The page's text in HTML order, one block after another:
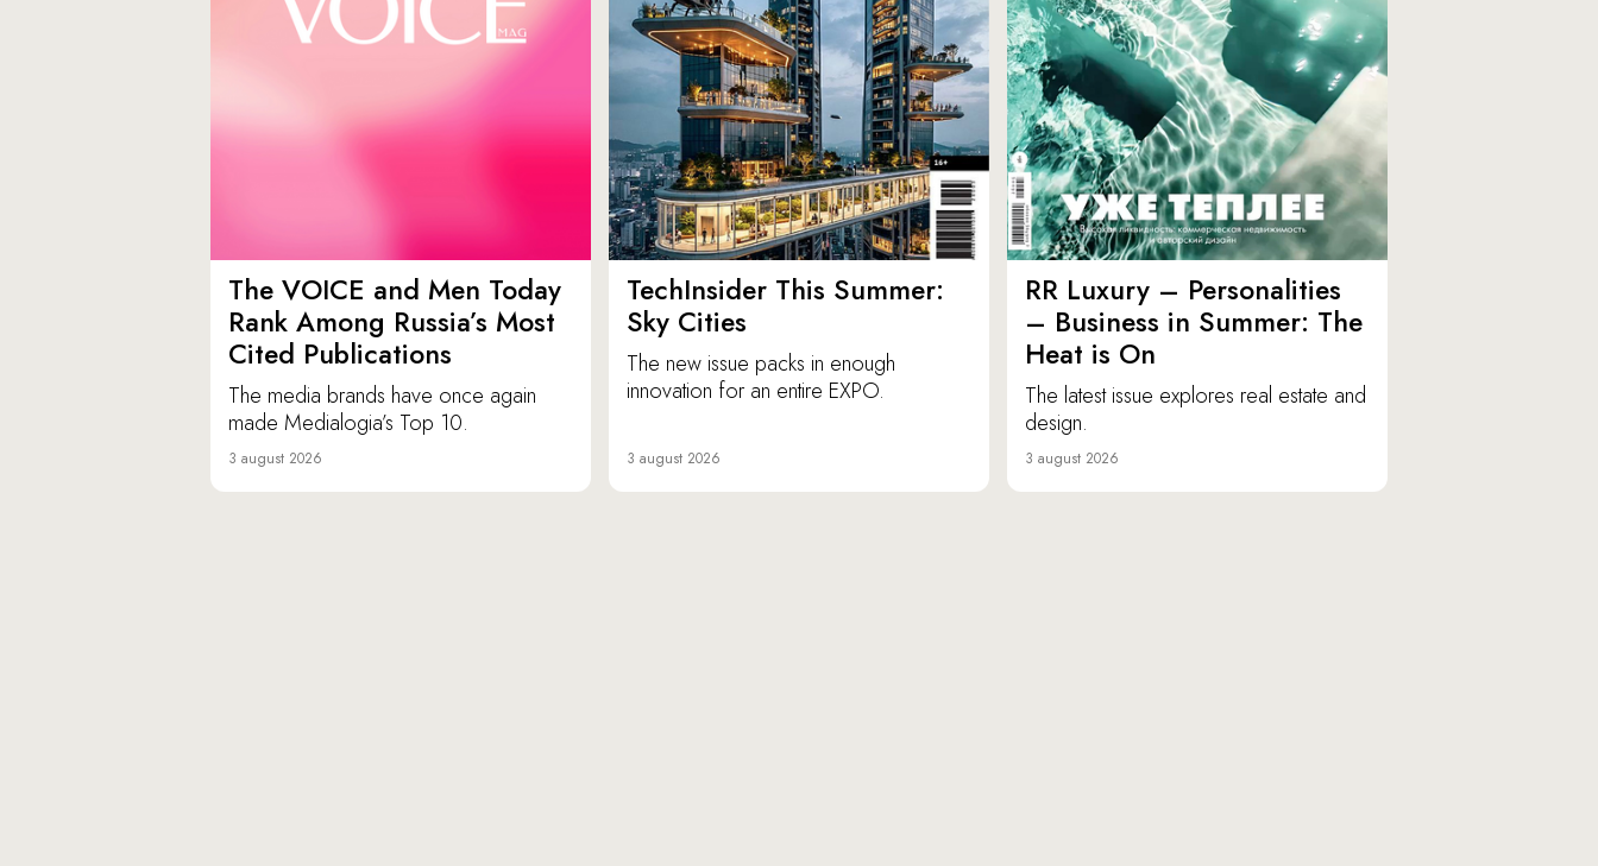
The VOICE and Men Today
Rank Among Russia’s Most
Cited Publications
The media brands have once again
made Medialogia’s Top 10.
3 august 2026
TechInsider This Summer:
Sky Cities
The new issue packs in enough
innovation for an entire EXPO.
3 august 2026
RR Luxury – Personalities
– Business in Summer: The
Heat is On
The latest issue explores real estate and
design.
3 august 2026